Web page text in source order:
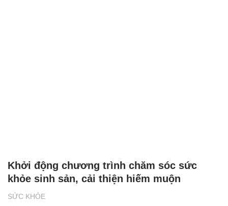
SỨC KHỎE
Khởi động chương trình chăm sóc sức
khỏe sinh sản, cải thiện hiếm muộn